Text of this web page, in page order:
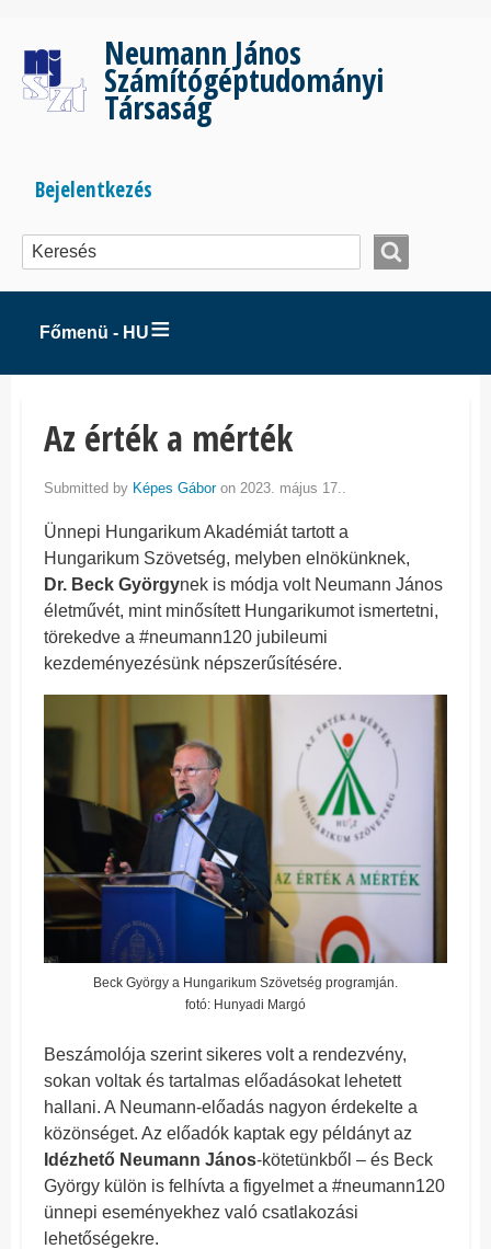
tartalomra
Neumann János
Számítógéptudományi
Társaság
Bejelentkezés
menüje
Bejelentkezés
Főmenü - HU
Az érték a mérték
Submitted by Képes Gáboron 2023. május 17..
Ünnepi Hungarikum Akadémiát tartott a
Hungarikum Szövetség, melyben elnökünknek,
Dr. Beck Györgynek is módja volt Neumann János
életművét, mint minősített Hungarikumot ismertetni,
törekedve a #neumann120 jubileumi
kezdeményezésünk népszerűsítésére.
Beck György a Hungarikum Szövetség programján.
fotó: Hunyadi Margó
Beszámolója szerint sikeres volt a rendezvény,
sokan voltak és tartalmas előadásokat lehetett
hallani. A Neumann-előadás nagyon érdekelte a
közönséget. Az előadók kaptak egy példányt az
Idézhető Neumann János-kötetünkből – és Beck
György külön is felhívta a figyelmet a #neumann120
ünnepi eseményekhez való csatlakozási
lehetőségekre.